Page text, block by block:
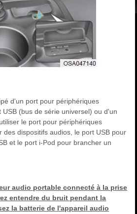
d'un port pour périphériques
(bus de série universel) ou d'un
le port pour périphériques
des dispositifs audios, le port USB pour
et le port i-Pod pour brancher un
audio portable connecté à la prise
entendre du bruit pendant la
la batterie de l'appareil audio